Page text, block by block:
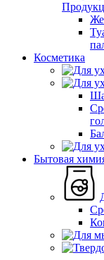
Косметика
Бытовая